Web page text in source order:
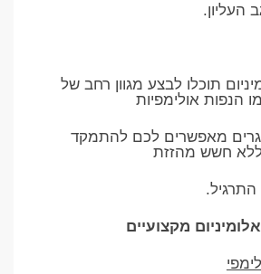
העליון.
תוכלו לבצע מגוון רחב של
הנפות אולימפיות
מאפשרים לכם להתמקד
ללא חשש מהזזת
מקצועיים